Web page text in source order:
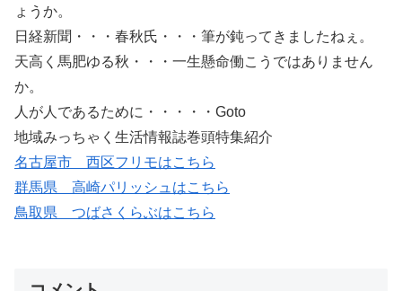
ょうか。
日経新聞・・・春秋氏・・・筆が鈍ってきましたねぇ。
天高く馬肥ゆる秋・・・一生懸命働こうではありません
か。
人が人であるために・・・・・Goto
地域みっちゃく生活情報誌巻頭特集紹介
名古屋市 西区フリモはこちら
群馬県 高崎パリッシュはこちら
鳥取県 つばさくらぶはこちら